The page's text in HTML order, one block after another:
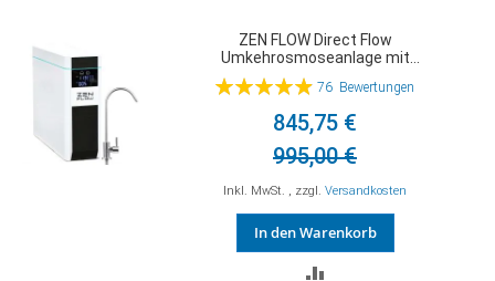
ZEN FLOW Direct Flow
Umkehrosmoseanlage mit
Osmosewasserhahn
Bewertung:
76 Bewertungen
845,75 €
995,00 €
Inkl. MwSt. , zzgl. Versandkosten
In den Warenkorb